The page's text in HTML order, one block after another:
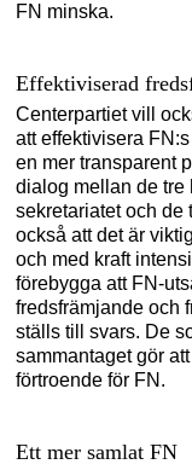
FN minska.
Effektiviserad
Centerpartiet vill
att effektivisera
en mer transparent
dialog mellan de tre
sekretariatet och de
också attdet är
och med kraft
förebygga att FN-
fredsfrämjande och
ställs till svars. De
sammantaget gör
förtroende för FN.
Ett mer samlat FN